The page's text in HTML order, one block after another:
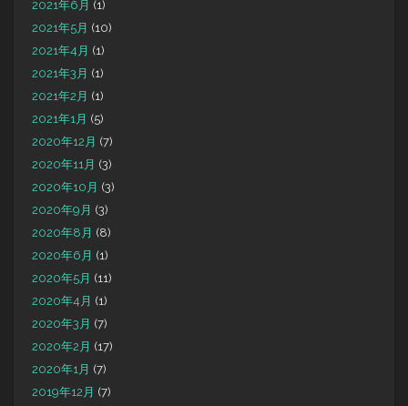
2021年6月 (1)
2021年5月 (10)
2021年4月 (1)
2021年3月 (1)
2021年2月 (1)
2021年1月 (5)
2020年12月 (7)
2020年11月 (3)
2020年10月 (3)
2020年9月 (3)
2020年8月 (8)
2020年6月 (1)
2020年5月 (11)
2020年4月 (1)
2020年3月 (7)
2020年2月 (17)
2020年1月 (7)
2019年12月 (7)